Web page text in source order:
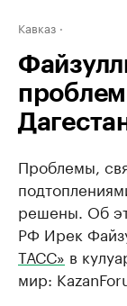
Кавказ
Проблемы,
решены. Об
РФ Ирек
ТАСС» в
мир: